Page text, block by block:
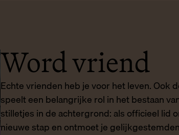
Word vriend
Echte vrienden heb je voor het leven.
speelt een belangrijke rol in het bestaan
stilletjes in de achtergrond: als officieel lid
nieuwe stap en ontmoet je